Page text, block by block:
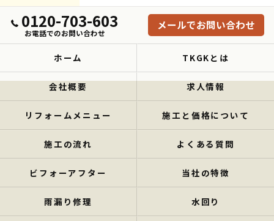
0120-703-603
お電話でのお問い合わせ
メールでお問い合わせ
ホーム TKGKとは
会社概要 求人情報
リフォームメニュー 施工と価格について
施工の流れ よくある質問
ビフォーアフター 当社の特徴
雨漏り修理 水回り